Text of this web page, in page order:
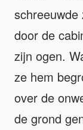
door de
zijn ogen.
ze hem
over de
de grond